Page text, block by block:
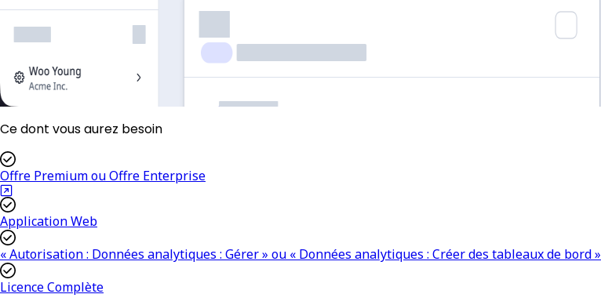
Ce dont vous aurez besoin
Offre Premium ou Offre Enterprise
Application Web
« Autorisation : Données analytiques : Gérer » ou « Données analytiques : Créer des tableaux de bord »
Licence Complète